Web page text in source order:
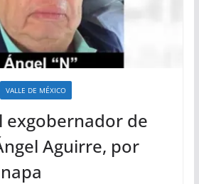
VALLE DE MÉXICO
exgobernador de
Aguirre, por